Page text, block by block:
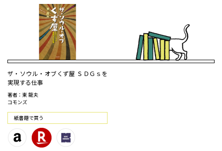
ザ・ソウル・オブくず屋 ＳＤＧｓを
実現する仕事
著者：東 龍夫
コモンズ
紙書籍で買う